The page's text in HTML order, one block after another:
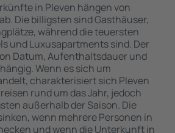
in Pleven hängen von
Die billigsten sind Gasthäuser,
während die teuersten
und Luxusapartments sind. Der
Datum, Aufenthaltsdauer und
Wenn es sich um
charakterisiert sich Pleven
rund um das Jahr, jedoch
außerhalb der Saison. Die
wenn mehrere Personen in
und wenn die Unterkunft in